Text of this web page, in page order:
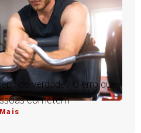
de verdade? O erro que
cometem